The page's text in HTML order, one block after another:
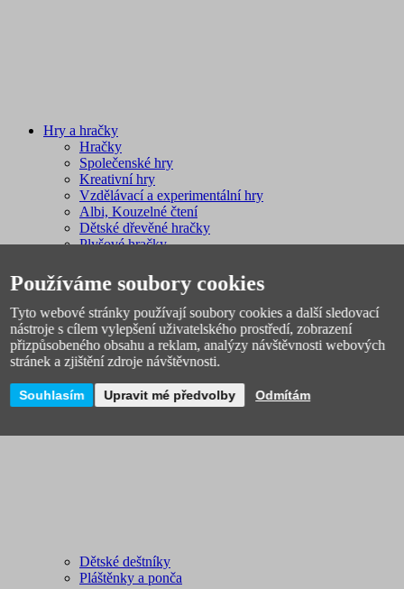
Hry a hračky
Hračky
Společenské hry
Kreativní hry
Vzdělávací a experimentální hry
Albi, Kouzelné čtení
Dětské dřevěné hračky
Plyšové hračky
Dětské hry pro dívky
Dětské hry pro kluky
Hračky stavebnice
Dopravní prostředky
Odrážedla, dětská vozidla
Hudební nástroje
Dětské domečky, stany
Párty, karneval
Deštníky a pláštěnky
Dětské deštníky
Pláštěnky a ponča
Používáme soubory cookies
Tyto webové stránky používají soubory cookies a další sledovací
nástroje s cílem vylepšení uživatelského prostředí, zobrazení
přizpůsobeného obsahu a reklam, analýzy návštěvnosti webových
stránek a zjištění zdroje návštěvnosti.
Souhlasím Upravit mé předvolby Odmítám